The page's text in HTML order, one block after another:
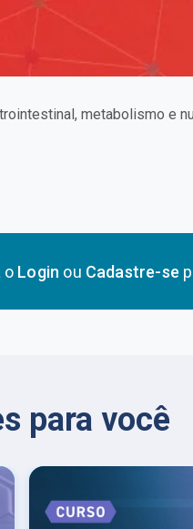
metabolismo e
o Login ou Cadastre-se
para você